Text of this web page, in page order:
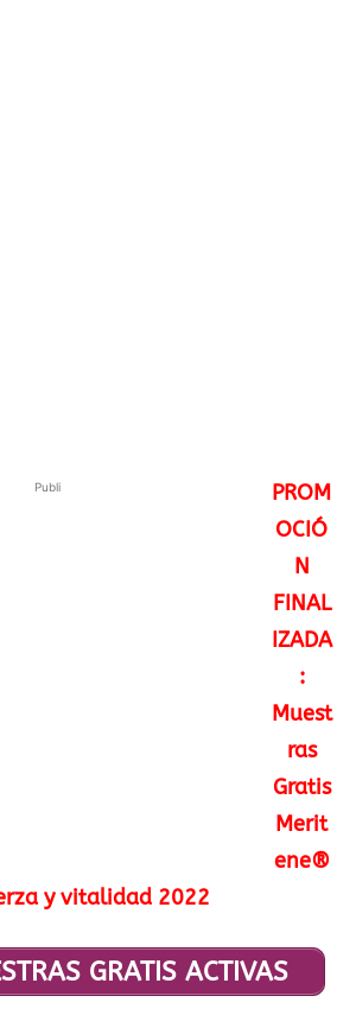
Publi
PROM
OCIÓ
N
FINAL
IZADA
:
Muest
ras
Gratis
Merit
ene®
y vitalidad 2022
GRATIS ACTIVAS